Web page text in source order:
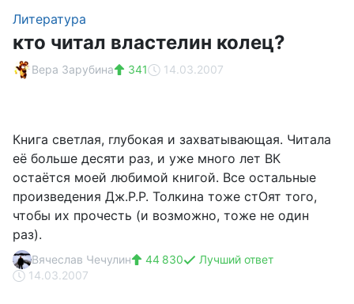
Литература
кто читал властелин колец?
Вера Зарубина 341 14.03.2007
Книга светлая, глубокая и захватывающая. Читала
её больше десяти раз, и уже много лет ВК
остаётся моей любимой книгой. Все остальные
произведения Дж.Р.Р. Толкина тоже стОят того,
чтобы их прочесть (и возможно, тоже не один
раз).
Вячеслав Чечулин 44 830
Лучший ответ
14.03.2007